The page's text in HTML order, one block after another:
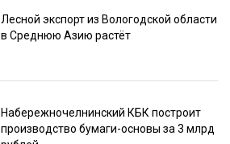
Лесной экспорт из Вологодской области
в Среднюю Азию растёт
Набережночелнинский КБК построит
производство бумаги-основы за 3 млрд